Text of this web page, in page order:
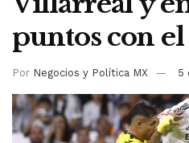
puntos con
Por Negocios y Política MX 5